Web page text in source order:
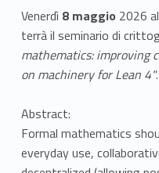
Venerdì 8 maggio 2026
terrà il seminario di
mathematics: improving
on machinery for Lean 4".
Abstract:
Formal mathematics
everyday use,